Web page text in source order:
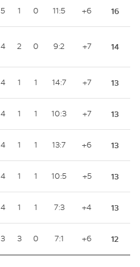
5 1 0 11:5 +6 16
4 2 0 9:2 +7 14
4 1 1 14:7 +7 13
4 1 1 10:3 +7 13
4 1 1 13:7 +6 13
4 1 1 10:5 +5 13
4 1 1 7:3 +4 13
3 3 0 7:1 +6 12